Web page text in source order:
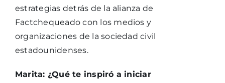
estrategias detrás de la alianza de
Factchequeado con los medios y
organizaciones de la sociedad civil
estadounidenses.
Marita: ¿Qué te inspiró a iniciar